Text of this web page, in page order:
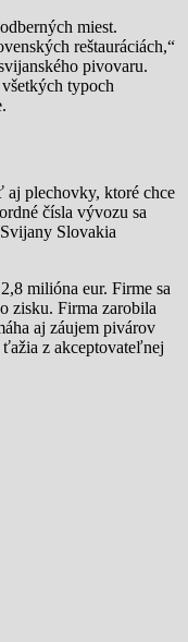
miest.
reštauráciách,“
pivovaru.
typoch
plechovky, ktoré chce
čísla vývozu sa
Slovakia
milióna eur. Firme sa
zisku. Firma zarobila
aj záujem pivárov
z akceptovateľnej